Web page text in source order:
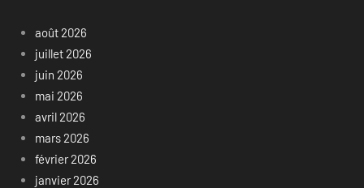
août 2026
juillet 2026
juin 2026
mai 2026
avril 2026
mars 2026
février 2026
janvier 2026